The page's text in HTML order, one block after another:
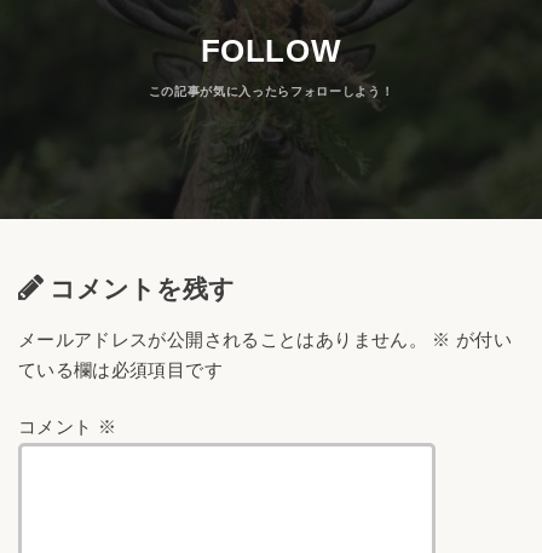
FOLLOW
コメントを残す
メールアドレスが公開されることはありません。 ※ が付い
ている欄は必須項目です
コメント ※